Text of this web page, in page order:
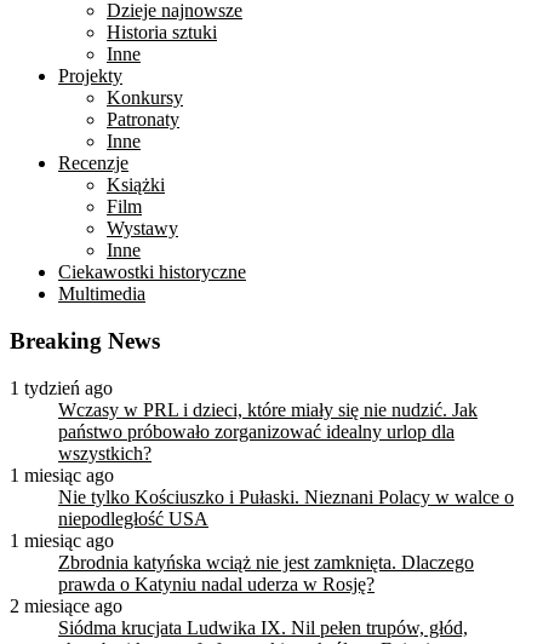
Dzieje najnowsze
Historia sztuki
Inne
Projekty
Konkursy
Patronaty
Inne
Recenzje
Książki
Film
Wystawy
Inne
Ciekawostki historyczne
Multimedia
Breaking News
1 tydzień ago
Wczasy w PRL i dzieci, które miały się nie nudzić. Jak
państwo próbowało zorganizować idealny urlop dla
wszystkich?
1 miesiąc ago
Nie tylko Kościuszko i Pułaski. Nieznani Polacy w walce o
niepodległość USA
1 miesiąc ago
Zbrodnia katyńska wciąż nie jest zamknięta. Dlaczego
prawda o Katyniu nadal uderza w Rosję?
2 miesiące ago
Siódma krucjata Ludwika IX. Nil pełen trupów, głód,